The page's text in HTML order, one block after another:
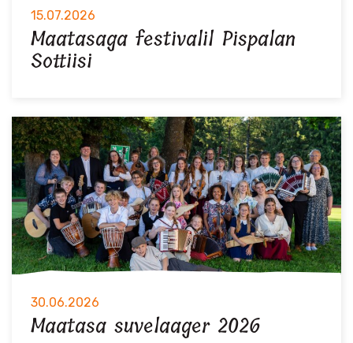
15.07.2026
Maatasaga festivalil Pispalan
Sottiisi
30.06.2026
Maatasa suvelaager 2026